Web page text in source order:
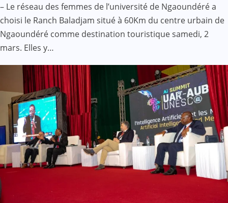
– Le réseau des femmes de l’université de Ngaoundéré a
choisi le Ranch Baladjam situé à 60Km du centre urbain de
Ngaoundéré comme destination touristique samedi, 2
mars. Elles y…